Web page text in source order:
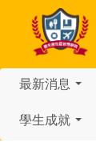
最新消息
學生成就